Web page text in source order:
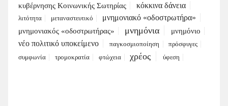
κυβέρνησης Κοινωνικής Σωτηρίας κόκκινα δάνεια
λιτότητα μεταναστευτικό μνημονιακό «οδοστρωτήρα»
μνημονιακός «οδοστρωτήρας» μνημόνια μνημόνιο
νέο πολιτικό υποκείμενο παγκοσμιοποίηση
πρόσφυγες
συμφωνία
τρομοκρατία φτώχεια χρέος ύφεση